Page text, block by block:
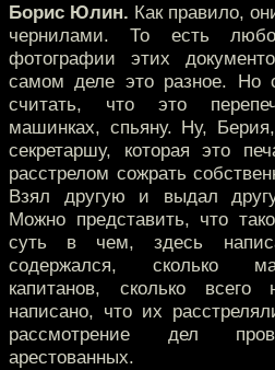
Борис Юлин. Как правило,
чернилами. То есть
фотографии этих
самом деле это разное. Но
считать, что это
машинках, спьяну. Ну,
секретаршу, которая это
расстрелом сожрать
Взял другую и выдал
Можно представить, что
суть в чем, здесь
содержался, сколько
капитанов, сколько
написано, что их
рассмотрение дел
арестованных.